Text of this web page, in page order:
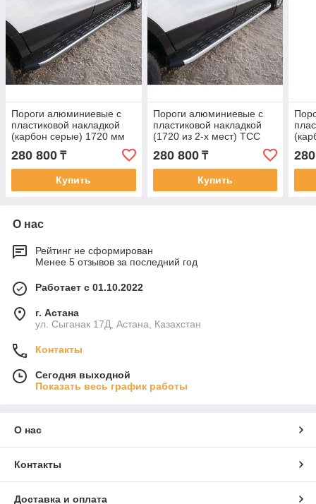
Пороги алюминиевые с
пластиковой накладкой
(карбон серые) 1720 мм
ТСС для Great Wall Hover
H5 2011-
280 800 ₸
Купить
Пороги алюминиевые с
пластиковой накладкой
(1720 из 2-х мест) ТСС
для Chevrolet Captiva
2006-2011
280 800₸
Купить
О нас
Рейтинг не сформирован
Менее 5 отзывов за последний год
Работает с 01.10.2022
г. Астана
ул. Сыганак 17Д, Астана, Казахстан
Контакты
Сегодня выходной
Показать весь график работы
О нас
Контакты
Доставка и оплата